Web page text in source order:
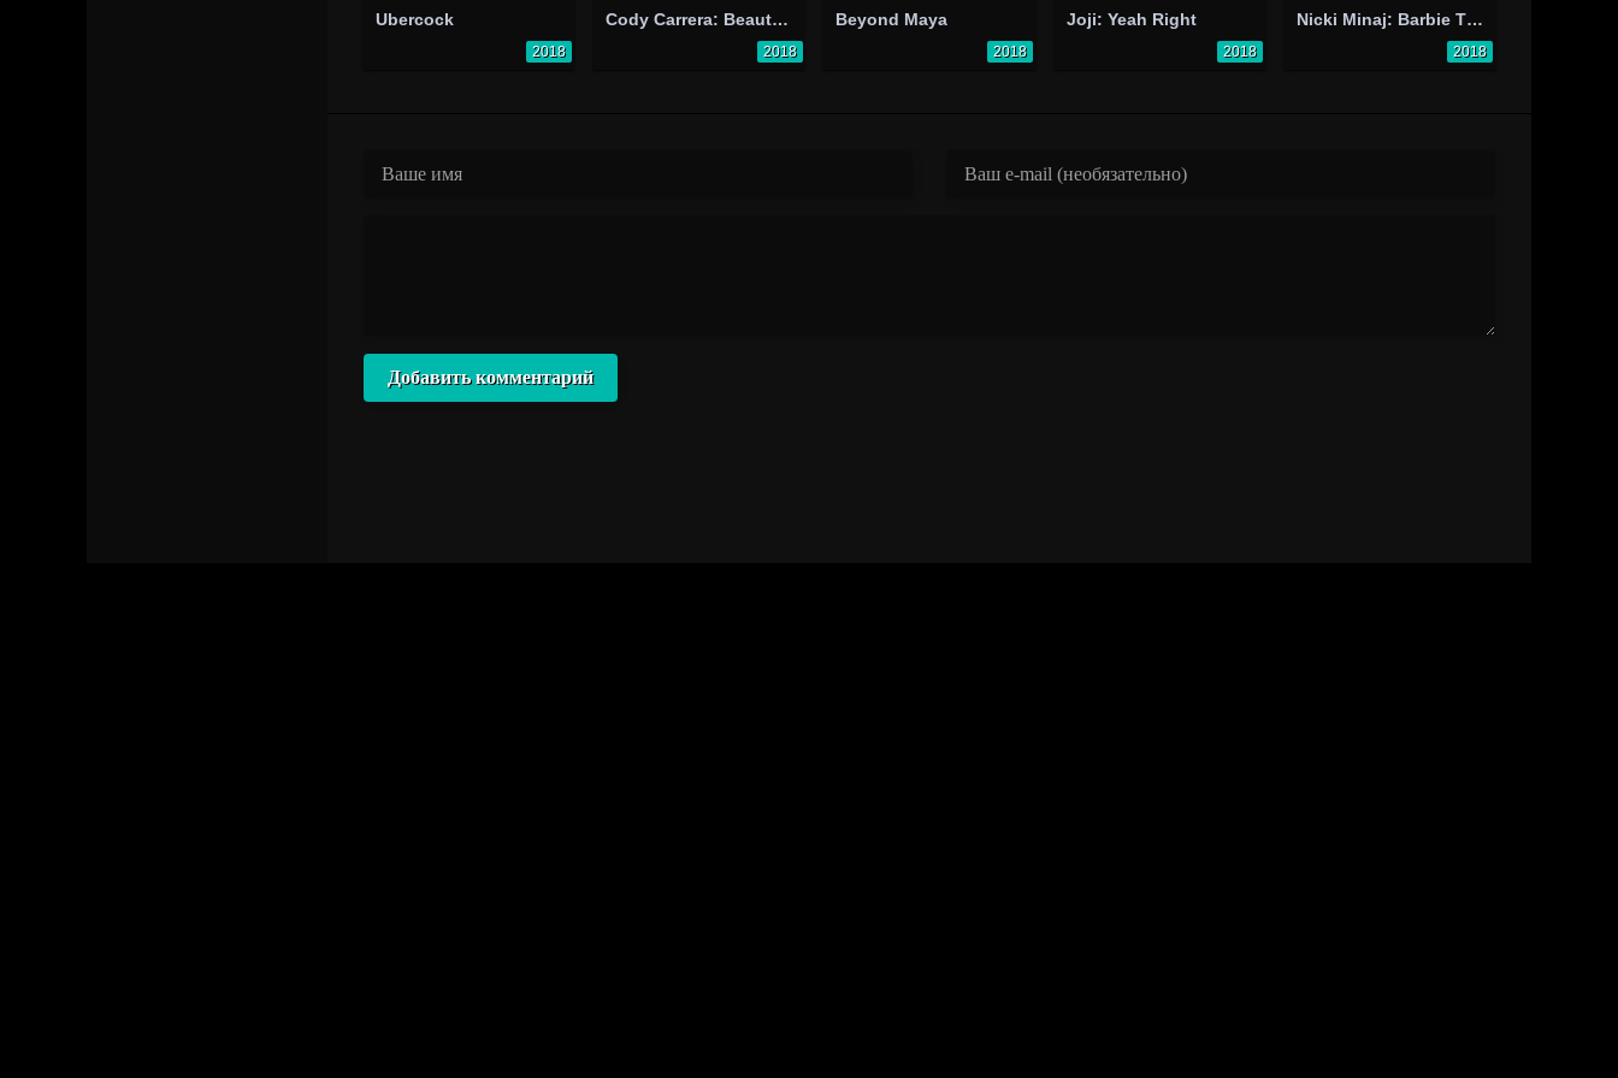
Ubercock
2018
Cody Carrera: Beautiful Disaster
2018
Beyond Maya
2018
Joji: Yeah Right
2018
Nicki Minaj: Barbie Tingz
2018
Добавить комментарий